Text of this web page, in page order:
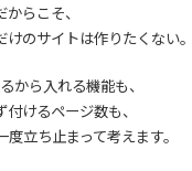
からこそ、
のサイトは作りたくない。
から入れる機能も、
付けるページ数も、
立ち止まって考えます。